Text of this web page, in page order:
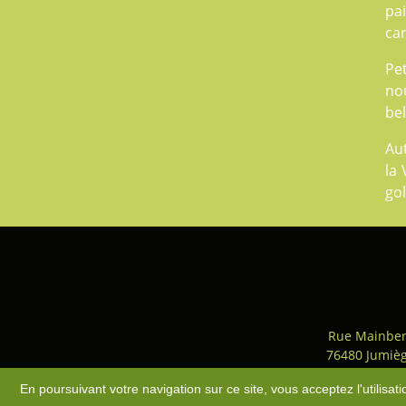
la
Rue
76480
Accès-Plan du site-
En poursuivant votre navigation sur ce site, vous acceptez